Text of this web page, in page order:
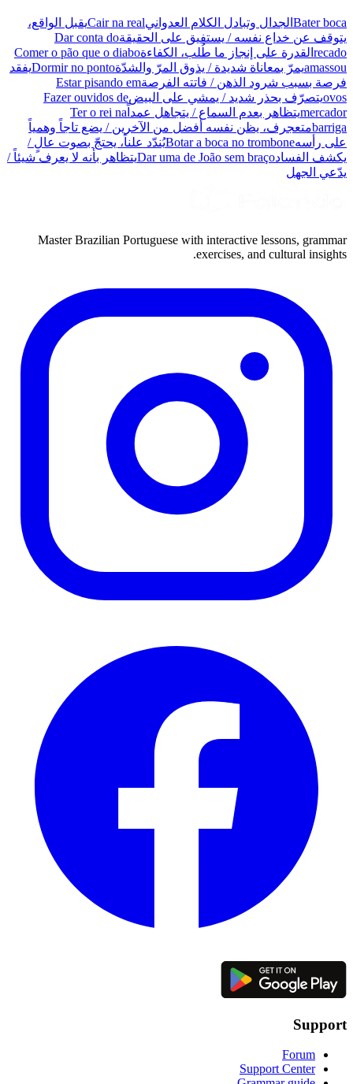
Bater boca الجدال وتبادل الكلام العدوانيCair na realيقبل الواقع،
يتوقف عن خداع نفسه / يستفيق على الحقيقةDar conta do
recado القدرة على إنجاز ما طُلب، الكفاءةComer o pão que o diabo
amassouيمرّ بمعاناة شديدة / يذوق المرّ والشدّةDormir no pontoيفقد
فرصة بسبب شرود الذهن / فاتته الفرصةEstar pisando em
ovosيتصرّف بحذر شديد / يمشي على البيضFazer ouvidos de
mercadorيتظاهر بعدم السماع / يتجاهل عمداً Ter o rei na
barrigaمتعجرف، يظن نفسه أفضل من الآخرين / يضع تاجاً وهمياً
على رأسهBotar a boca no tromboneيُندّد علناً، يحتجّ بصوت عالٍ /
يكشف الفسادDar uma de João sem braçoيتظاهر بأنه لا يعرف شيئاً /
يدّعي الجهل
Master Brazilian Portuguese with interactive lessons, grammar
exercises, and cultural insights.
Support
Forum
Support Center